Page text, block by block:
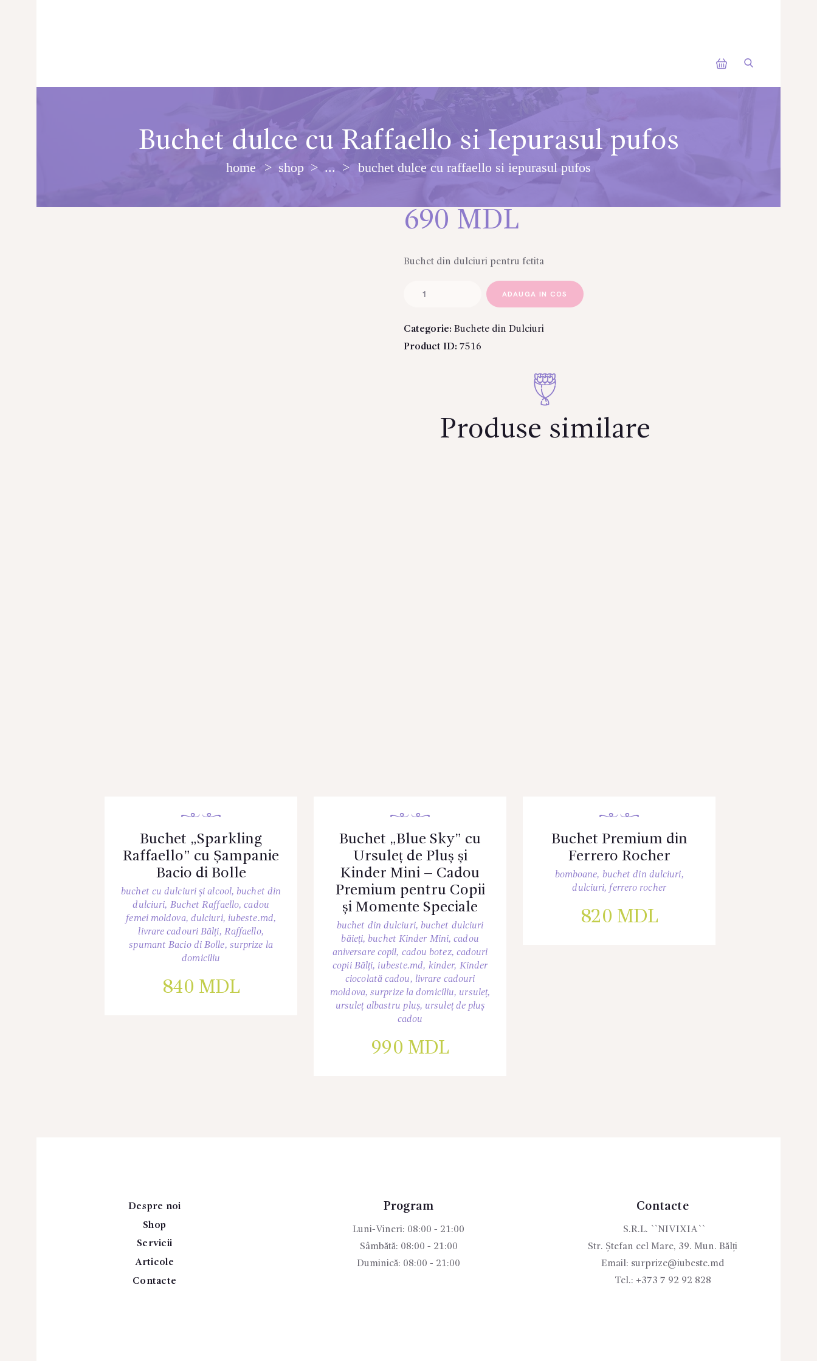
Buchet dulce cu Raffaello si Iepurasul pufos
home shop ... buchet dulce cu raffaello si iepurasul pufos
690 MDL
Buchet din dulciuri pentru fetita
cu
Raffaello
ADAUGA IN COS
Categorie: Buchete din Dulciuri
Product ID: 7516
Produse similare
Buchet „Sparkling
Raffaello” cu Șampanie
Bacio di Bolle
buchet cu dulciuri și alcool, buchet din
dulciuri, Buchet Raffaello,cadou
femei moldova, dulciuri, iubeste.md,
livrare cadouri Bălți, Raffaello,
spumant Bacio di Bolle, surprize la
domiciliu
840 MDL
Buchet „Blue Sky” cu
Ursuleț de Pluș și
Kinder Mini – Cadou
Premium pentru Copii
și Momente Speciale
buchet din dulciuri, buchet dulciuri
băieți, buchet Kinder Mini,cadou
aniversare copil, cadou botez, cadouri
copii Bălți, iubeste.md, kinder, Kinder
ciocolată cadou, livrare cadouri
moldova,surprize la domiciliu, ursuleț,
ursuleț albastru pluș, ursuleț de pluș
cadou
990 MDL
Buchet Premium din
Ferrero Rocher
bomboane, buchet din dulciuri,
dulciuri, ferrero rocher
820 MDL
Despre noi
Shop
Servicii
Articole
Contacte
Program
Luni-Vineri: 08:00 - 21:00
Sâmbătă: 08:00 - 21:00
Duminică: 08:00 - 21:00
Contacte
S.R.L. ``NIVIXIA``
Str. Ștefan cel Mare, 39. Mun. Bălți
Email: surprize@iubeste.md
Tel.: +373 7 92 92 828